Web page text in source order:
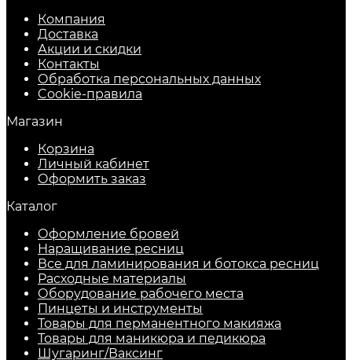
Компания
Доставка
Акции и скидки
Контакты
Обработка персональных данных
Cookie-правила
Магазин
Корзина
Личный кабинет
Оформить заказ
Каталог
Оформление бровей
Наращивание ресниц
Все для ламинирования и ботокса ресниц
Расходные материалы
Оборудование рабочего места
Пинцеты и инструменты
Товары для перманентного макияжа
Товары для маникюра и педикюра
Шугаринг/Ваксинг